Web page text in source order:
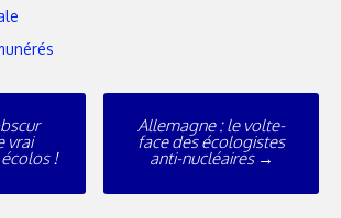
vrai
!
Allemagne : le volte-
face des écologistes
anti-nucléaires →